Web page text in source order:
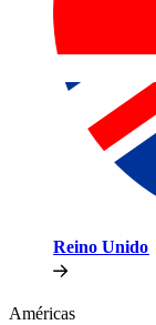
Reino Unido​​
Américas​​